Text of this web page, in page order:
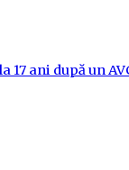
ani după un